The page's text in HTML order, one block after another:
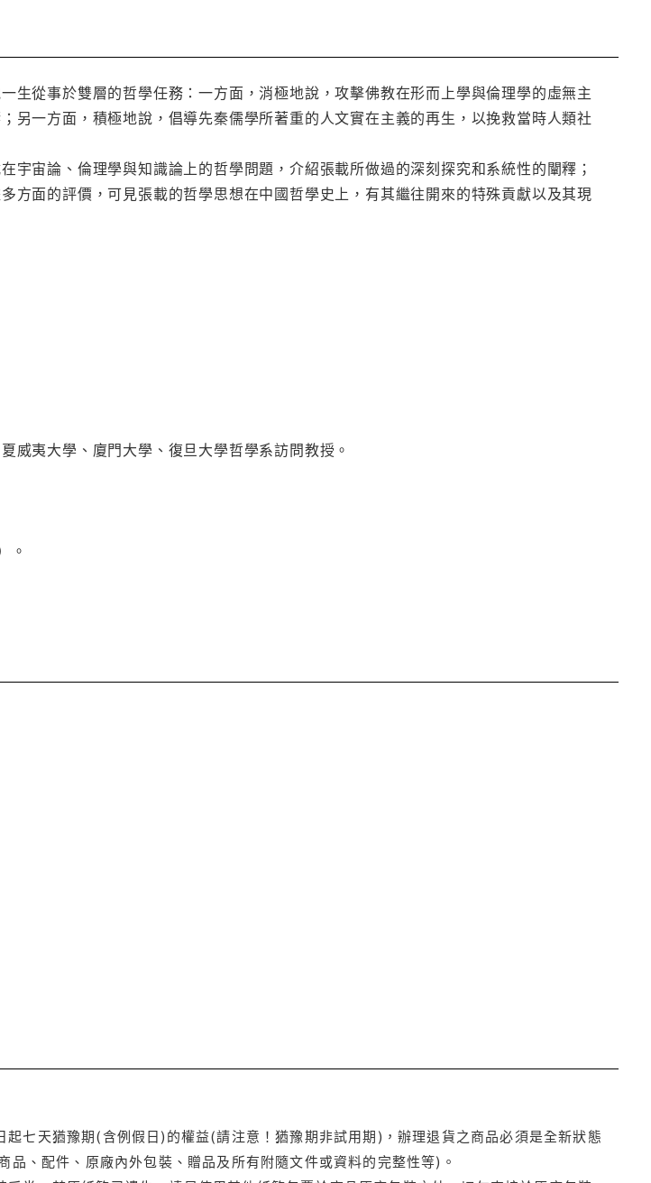
生從事於雙層的哲學任務：一方面，消極地說，攻擊佛教在形而上學與倫理學的虛無主
另一方面，積極地說，倡導先秦儒學所著重的人文實在主義的再生，以挽救當時人類社
宇宙論、倫理學與知識論上的哲學問題，介紹張載所做過的深刻探究和系統性的闡釋；
方面的評價，可見張載的哲學思想在中國哲學史上，有其繼往開來的特殊貢獻以及其現
威夷大學、廈門大學、復旦大學哲學系訪問教授。
。
七天猶豫期(含例假日)的權益(請注意！猶豫期非試用期)，辦理退貨之商品必須是全新狀態
、配件、原廠內外包裝、贈品及所有附隨文件或資料的完整性等)。